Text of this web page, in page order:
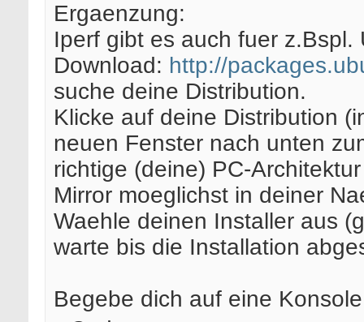
Ergaenzung:
Iperf gibt es auch fuer z.Bspl.
Download: http://
suche deine Distribution.
Klicke auf deine Distribution
neuen Fenster nach unten
richtige (deine) PC-
Mirror moeglichst in deiner
Waehle deinen Installer aus
warte bis die Installation
Begebe dich auf eine